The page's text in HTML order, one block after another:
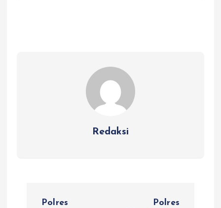
Redaksi
Polres
Polres